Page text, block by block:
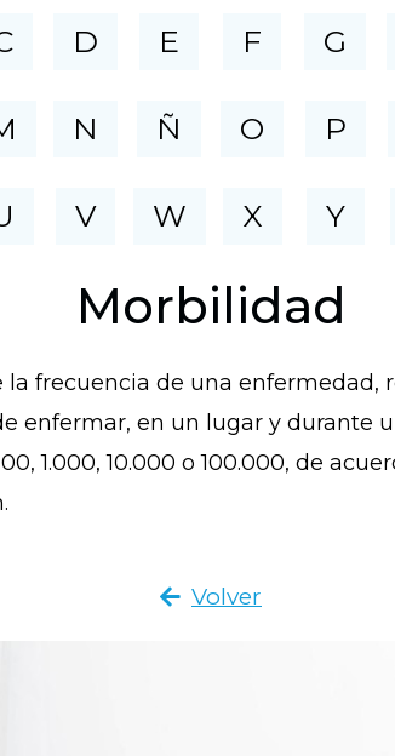
D
N
V
E
Ñ
W
F
O
X
G
P
Y
Morbilidad
frecuencia de una enfermedad,
enfermar, en un lugar y durante
1.000, 10.000 o 100.000, de
Volver